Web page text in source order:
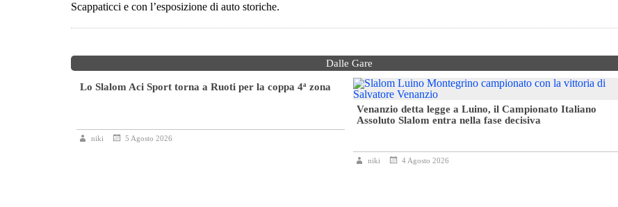
Scappaticci e con l’esposizione di auto storiche.
Dalle Gare
Lo Slalom Aci Sport torna a Ruoti per la coppa 4ª zona
niki 5 Agosto 2026
Venanzio detta legge a Luino, il Campionato Italiano
Assoluto Slalom entra nella fase decisiva
niki 4 Agosto 2026